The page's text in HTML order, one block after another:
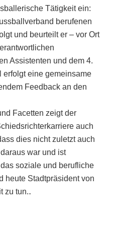
Tätigkeit ein:
berufenen
und beurteilt er – vor Ort
Assistenten und dem 4.
eine gemeinsame
Feedback an den
Facetten zeigt der
auch
dies nicht zuletzt auch
war und ist
soziale und berufliche
heute Stadtpräsident von
zu tun..